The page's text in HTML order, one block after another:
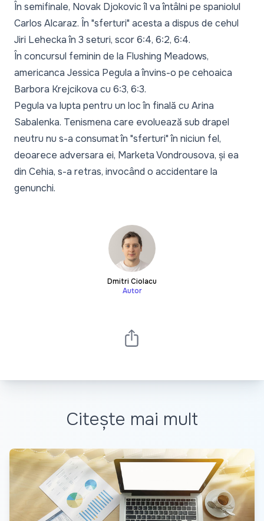
În semifinale, Novak Djokovic îl va întâlni pe spaniolul
Carlos Alcaraz. În "sferturi" acesta a dispus de cehul
Jiri Lehecka în 3 seturi, scor 6:4, 6:2, 6:4.
În concursul feminin de la Flushing Meadows,
americanca Jessica Pegula a învins-o pe cehoaica
Barbora Krejcikova cu 6:3, 6:3.
Pegula va lupta pentru un loc în finală cu Arina
Sabalenka. Tenismena care evoluează sub drapel
neutru nu s-a consumat în "sferturi" în niciun fel,
deoarece adversara ei, Marketa Vondrousova, și ea
din Cehia, s-a retras, invocând o accidentare la
genunchi.
Dmitri Ciolacu
Autor
Citește mai mult